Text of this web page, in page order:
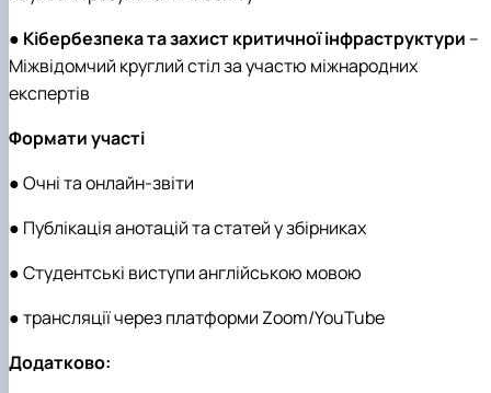
● Кібербезпека та захист критичної інфраструктури –
Міжвідомчий круглий стіл за участю міжнародних
експертів
Формати участі
● Очні та онлайн-звіти
● Публікація анотацій та статей у збірниках
● Студентські виступи англійською мовою
● трансляції через платформи Zoom/YouTube
Додатково: